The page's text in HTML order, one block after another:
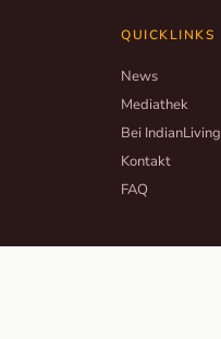
QUICKLINKS
News
Mediathek
Bei IndianLiving
Kontakt
FAQ